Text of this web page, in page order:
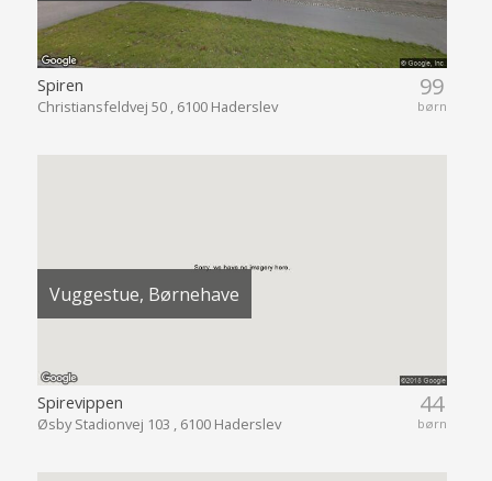
99
børn
Spiren
Christiansfeldvej 50 , 6100 Haderslev
Vuggestue, Børnehave
44
børn
Spirevippen
Øsby Stadionvej 103 , 6100 Haderslev